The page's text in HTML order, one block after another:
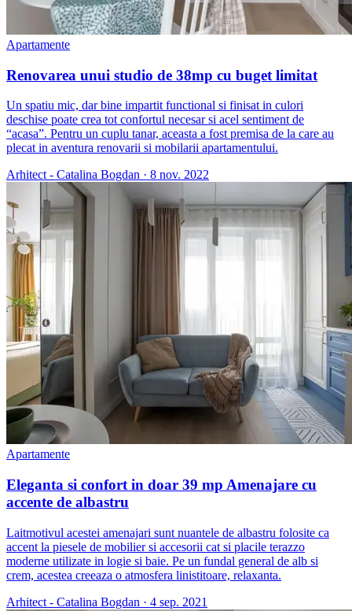
Apartamente
Renovarea unui studio de 38mp cu buget limitat
Un spatiu mic, dar bine impartit functional si finisat in culori
deschise poate crea tot confortul necesar si acel sentiment de
“acasa”. Pentru un cuplu tanar, aceasta a fost premisa de la care au
plecat in aventura renovarii si mobilarii apartamentului.
Arhitect - Catalina Bogdan · 8 nov. 2022
Apartamente
Eleganta si confort in doar 39 mp Amenajare cu
accente de albastru
Laitmotivul acestei amenajari sunt nuantele de albastru folosite ca
accent la piesele de mobilier si accesorii cat si placile terazzo
moderne utilizate in logie si baie. Pe un fundal general de alb si
crem, acestea creeaza o atmosfera linistitoare, relaxanta.
Arhitect - Catalina Bogdan · 4 sep. 2021